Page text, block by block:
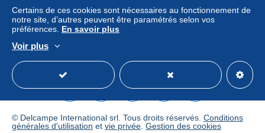
Certains de ces cookies sont nécessaires au fonctionnement de
notre site, d’autres peuvent être paramétrés selon vos
préférences. En savoir plus
Voir plus
© Delcampe International srl. Tous droits réservés. Conditions
générales d'utilisation et vie privée. Gestion des cookies